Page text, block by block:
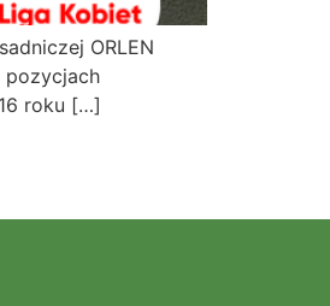
ORLEN
pozycjach
roku […]